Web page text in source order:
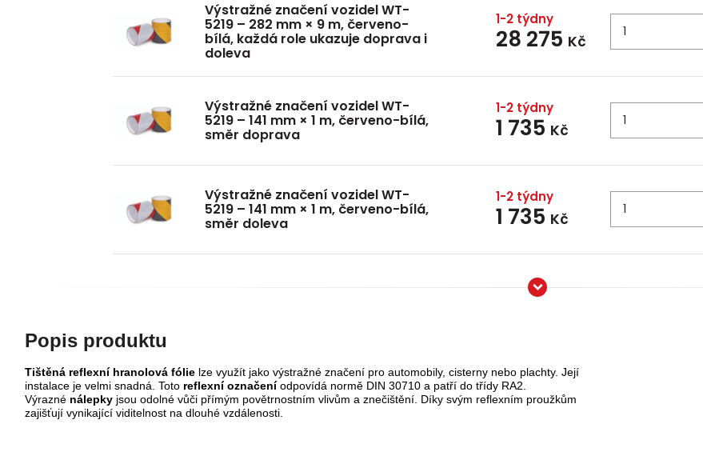
Výstražné značení vozidel WT-
5219 – 282 mm × 9 m, červeno-
bílá, každá role ukazuje doprava i
doleva
1-2 týdny
28 275 Kč
Výstražné značení vozidel WT-
5219 – 141 mm × 1 m, červeno-bílá,
směr doprava
1-2 týdny
1 735 Kč
Výstražné značení vozidel WT-
5219 – 141 mm × 1 m, červeno-bílá,
směr doleva
1-2 týdny
1 735 Kč
Popis produktu
Tištěná reflexní hranolová fólie lze využít jako výstražné značení pro automobily, cisterny nebo plachty. Její
instalace je velmi snadná. Toto reflexní označení odpovídá normě DIN 30710 a patří do třídy RA2.
Výrazné nálepky jsou odolné vůči přímým povětrnostním vlivům a znečištění. Díky svým reflexním proužkům
zajišťují vynikající viditelnost na dlouhé vzdálenosti.